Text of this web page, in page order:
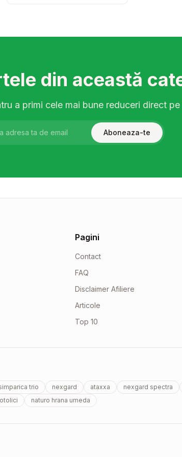
din această
a primi cele mai bune reduceri direct pe
Aboneaza-te
Pagini
Contact
FAQ
Disclaimer Afiliere
Articole
Top 10
trio nexgard ataxxa nexgard spectra
naturo hrana umeda